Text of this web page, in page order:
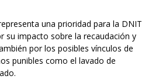
una prioridad para la DNIT
su impacto sobre la recaudación y
por los posibles vínculos de
punibles como el lavado de